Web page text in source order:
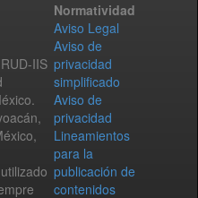
IIS
Normatividad
Aviso Legal
Aviso de
privacidad
simplificado
Aviso de
privacidad
Lineamientos
para la
publicación de
contenidos